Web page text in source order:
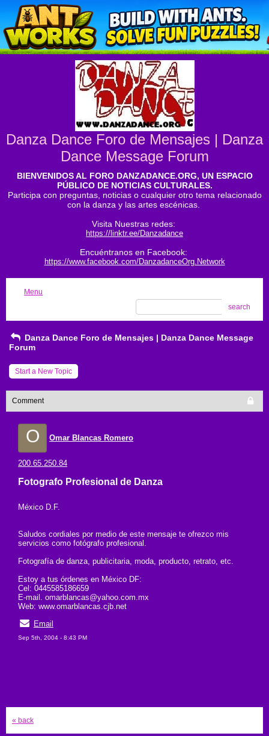
Danza Dance Foro de Mensajes | Danza
Dance Message Forum
BIENVENIDOS AL FORO DANZADANCE.ORG, UN ESPACIO
PÚBLICO DE NOTICIAS CULTURALES.
Participa con preguntas, noticias o cualquier otro tema relacionado
con la danza y las artes escénicas.
Visita Nuestras redes:
https://linktr.ee/Danzadance
Encuéntranos en Facebook:
https://www.facebook.com/DanzadanceOrg.Network
Menu
search
Danza Dance Foro de Mensajes | Danza Dance Message
Forum
Start a New Topic
Comment
O Omar Blancas Romero
200.65.250.84
Fotografo Profesional de Danza
México D.F.
Saludos cordiales por medio de este mensaje te ofrezco mis
servicios como fotógrafo profesional.
Fotografía de danza, publicitaria, moda, producto, retrato, etc.
Estoy a tus órdenes en México DF:
Cel: 0445585186659
E-mail. omarblancas@yahoo.com.mx
Web: www.omarblancas.cjb.net
Email
Sep 5th, 2004 - 8:43 PM
« back